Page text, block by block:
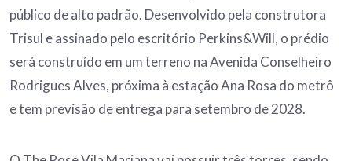
público de alto padrão. Desenvolvido pela construtora
Trisul e assinado pelo escritório Perkins&Will, o prédio
será construído em um terreno na Avenida Conselheiro
Rodrigues Alves, próxima à estação Ana Rosa do metrô
e tem previsão de entrega para setembro de 2028.